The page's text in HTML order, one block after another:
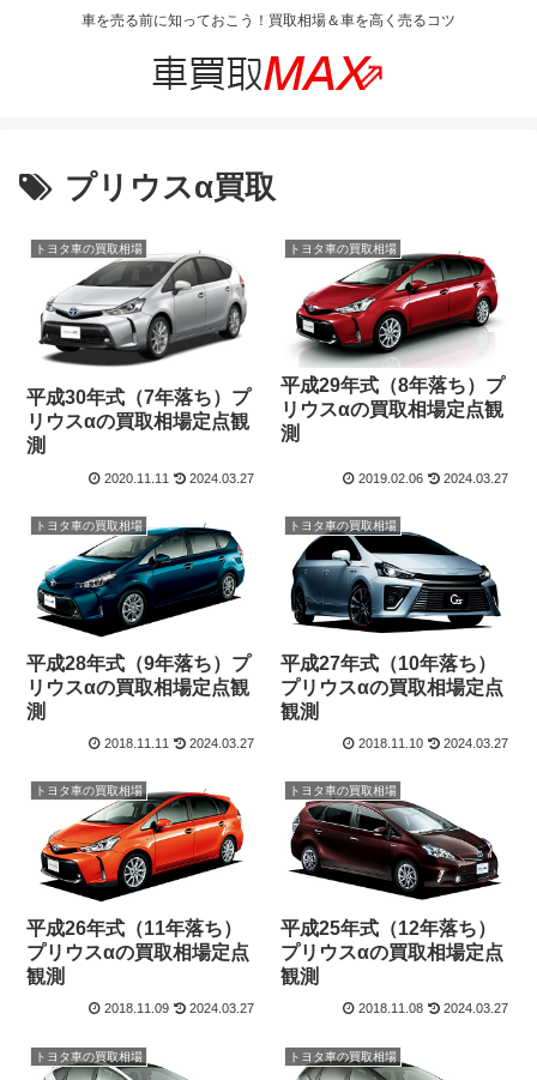
車を売る前に知っておこう！買取相場＆車を高く売るコツ
プリウスα買取
トヨタ車の買取相場
平成30年式（7年落ち）プ
リウスαの買取相場定点観
測
2020.11.11 2024.03.27
トヨタ車の買取相場
平成29年式（8年落ち）プ
リウスαの買取相場定点観
測
2019.02.06 2024.03.27
トヨタ車の買取相場
平成28年式（9年落ち）プ
リウスαの買取相場定点観
測
2018.11.11 2024.03.27
トヨタ車の買取相場
平成27年式（10年落ち）
プリウスαの買取相場定点
観測
2018.11.10 2024.03.27
トヨタ車の買取相場
平成26年式（11年落ち）
プリウスαの買取相場定点
観測
2018.11.09 2024.03.27
トヨタ車の買取相場
平成25年式（12年落ち）
プリウスαの買取相場定点
観測
2018.11.08 2024.03.27
トヨタ車の買取相場 トヨタ車の買取相場